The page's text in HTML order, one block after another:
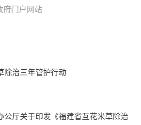
府门户网站
除治三年管护行动
公厅关于印发《福建省互花米草除治